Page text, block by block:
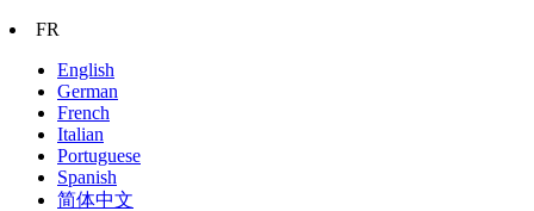
FR
English
German
French
Italian
Portuguese
Spanish
简体中文